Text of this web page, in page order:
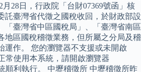
28日，行政院「台財07369號函」核
託臺灣省代徵之國稅收回，於財政部設
「臺灣省中區國稅局」、「臺灣省南區
地區國稅稽徵業務，但所屬之分局及稽
運作。 您的瀏覽器不支援或未開啟
常使用本系統，請開啟瀏覽器
順利執行。 中壢稽徵所 中壢稽徵所昨